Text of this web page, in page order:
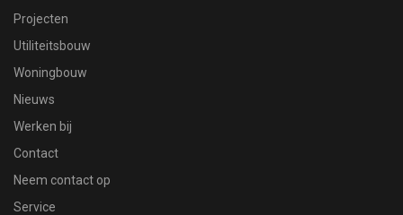
Projecten
Utiliteitsbouw
Woningbouw
Nieuws
Werken bij
Contact
Neem contact op
Service